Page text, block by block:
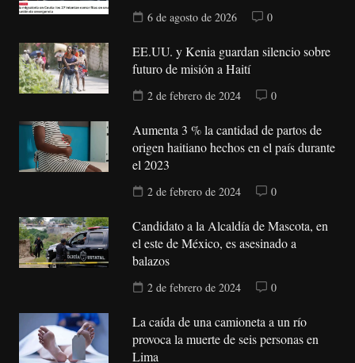
6 de agosto de 2026 0
EE.UU. y Kenia guardan silencio sobre
futuro de misión a Haití
2 de febrero de 2024 0
Aumenta 3 % la cantidad de partos de
origen haitiano hechos en el país durante
el 2023
2 de febrero de 2024 0
Candidato a la Alcaldía de Mascota, en
el este de México, es asesinado a
balazos
2 de febrero de 2024 0
La caída de una camioneta a un río
provoca la muerte de seis personas en
Lima